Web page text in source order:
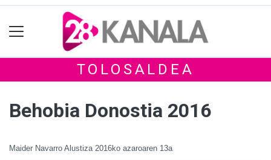
TOLOSALDEA
Behobia Donostia 2016
Maider Navarro Alustiza 2016ko azaroaren 13a